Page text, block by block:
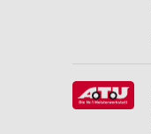
Funktional